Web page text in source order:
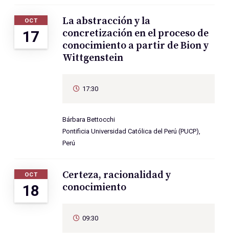
OCT
17
La abstracción y la
concretización en el proceso de
conocimiento a partir de Bion y
Wittgenstein
17:30
Bárbara Bettocchi
Pontificia Universidad Católica del Perú (PUCP),
Perú
OCT
18
Certeza, racionalidad y
conocimiento
09:30